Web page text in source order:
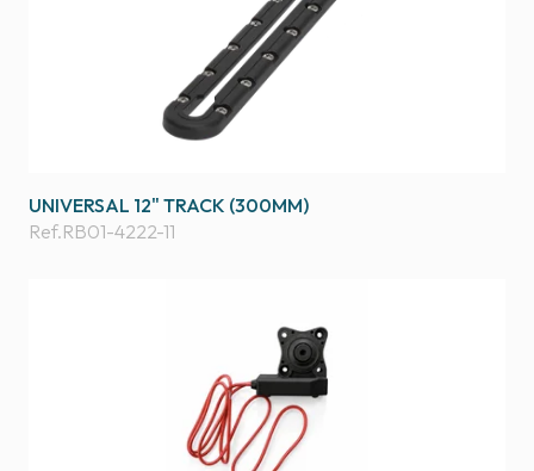
UNIVERSAL 12" TRACK (300MM)
Ref.RB01-4222-11